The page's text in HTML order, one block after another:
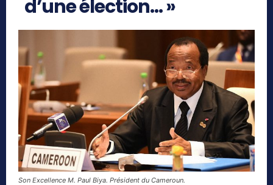
d’une élection… »
Son Excellence M. Paul Biya. Président du Cameroun.